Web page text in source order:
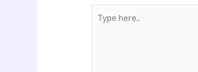
here..